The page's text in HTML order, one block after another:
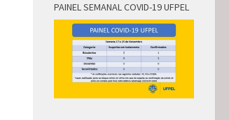
PAINEL SEMANAL COVID-19 UFPEL